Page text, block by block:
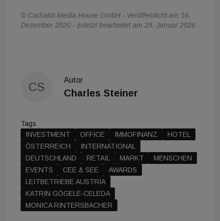
© Cachalot Media House GmbH - Veröffentlicht am 16.
Dezember 2020 - zuletzt bearbeitet am 29. Januar 2026
CS
Autor
Charles Steiner
Tags
INVESTMENT
OFFICE IMMOFINANZ
HOTEL
ÖSTERREICH
INTERNATIONAL
DEUTSCHLAND
RETAIL MARKT
MENSCHEN
EVENTS
CEE & SEE
AWARDS
LEITBETRIEBE AUSTRIA
KATRIN GÖGELE-CELEDA
MONICA RINTERSBACHER